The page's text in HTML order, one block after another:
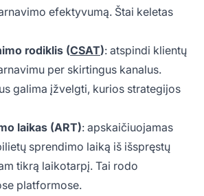
efektyvumą. Štai keletas
rodiklis (CSAT): atspindi klientų
per skirtingus kanalus.
galima įžvelgti, kurios strategijos
laikas (ART): apskaičiuojamas
sprendimo laiką iš išspręstų
tikrą laikotarpį. Tai rodo
platformose.